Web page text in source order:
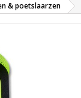
& poetslaarzen